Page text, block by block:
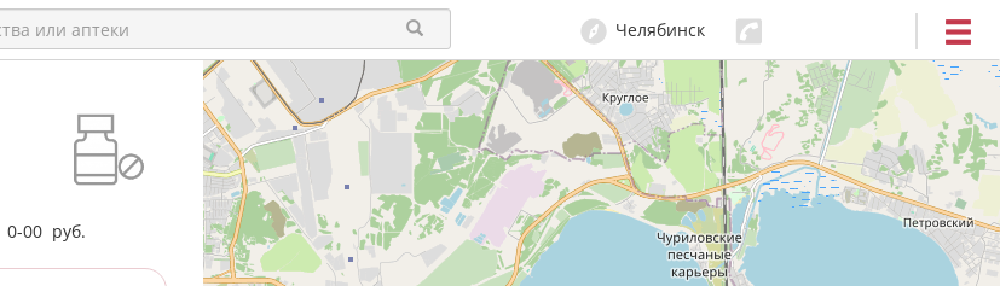
Челябинск
0-00 руб.